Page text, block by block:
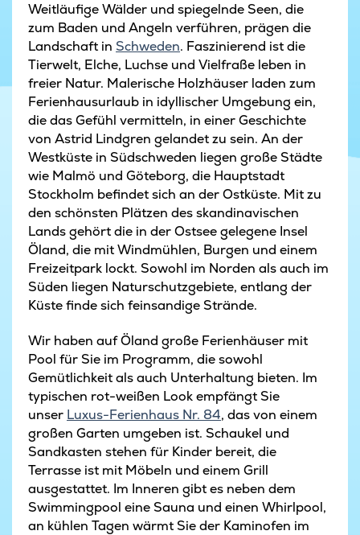
Weitläufige Wälder und spiegelnde Seen, die
zum Baden und Angeln verführen, prägen die
Landschaft in Schweden. Faszinierend ist die
Tierwelt, Elche, Luchse und Vielfraße leben in
freier Natur. Malerische Holzhäuser laden zum
Ferienhausurlaub in idyllischer Umgebung ein,
die das Gefühl vermitteln, in einer Geschichte
von Astrid Lindgren gelandet zu sein. An der
Westküste in Südschweden liegen große Städte
wie Malmö und Göteborg, die Hauptstadt
Stockholm befindet sich an der Ostküste. Mit zu
den schönsten Plätzen des skandinavischen
Lands gehört die in der Ostsee gelegene Insel
Öland, die mit Windmühlen, Burgen und einem
Freizeitpark lockt. Sowohl im Norden als auch im
Süden liegen Naturschutzgebiete, entlang der
Küste finde sich feinsandige Strände.
Wir haben auf Öland große Ferienhäuser mit
Pool für Sie im Programm, die sowohl
Gemütlichkeit als auch Unterhaltung bieten. Im
typischen rot-weißen Look empfängt Sie
unser Luxus-Ferienhaus Nr. 84, das von einem
großen Garten umgeben ist. Schaukel und
Sandkasten stehen für Kinder bereit, die
Terrasse ist mit Möbeln und einem Grill
ausgestattet. Im Inneren gibt es neben dem
Swimmingpool eine Sauna und einen Whirlpool,
an kühlen Tagen wärmt Sie der Kaminofen im